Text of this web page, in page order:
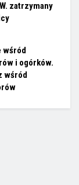
zatrzymany
wśród
i ogórków.
wśród